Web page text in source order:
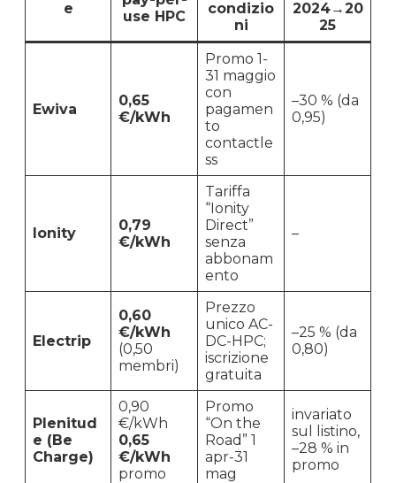
e
use HPC
condizio
ni
2024→20
25
Ewiva
0,65
€/kWh
Promo 1-
31 maggio
con
pagamen
to
contactle
ss
–30 % (da
0,95)
Ionity
0,79
€/kWh
Tariffa
“Ionity
Direct”
senza
abbonam
ento
–
Electrip
0,60
€/kWh
(0,50
membri)
Prezzo
unico AC-
DC-HPC;
iscrizione
gratuita
–25 % (da
0,80)
Plenitud
e (Be
Charge)
0,90
€/kWh
0,65
€/kWh
promo
Promo
“On the
Road” 1
apr-31
mag
invariato
sul listino,
–28 % in
promo